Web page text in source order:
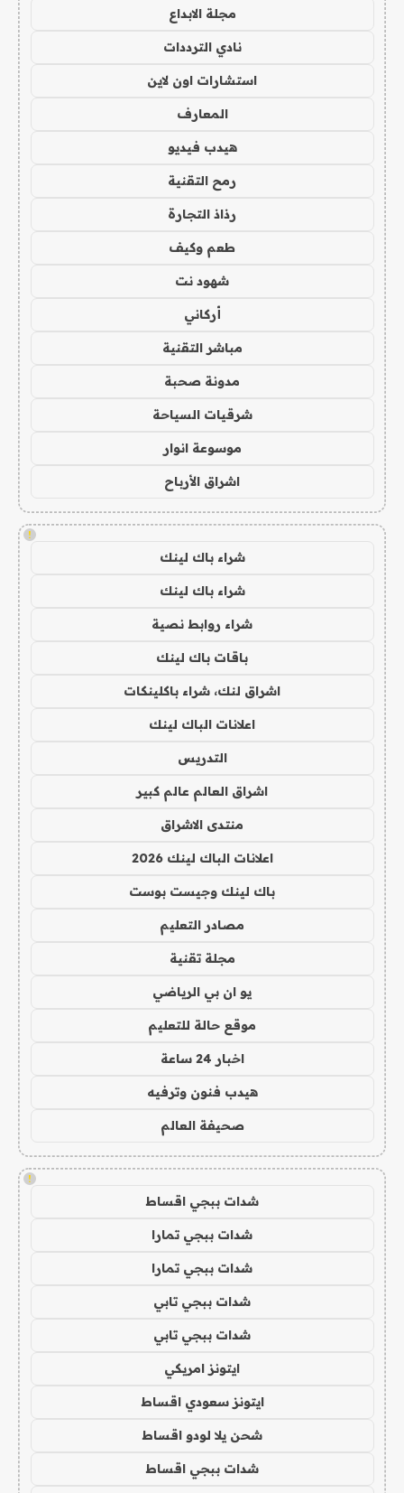
مجلة الابداع
نادي الترددات
استشارات اون لاين
المعارف
هيدب فيديو
رمح التقنية
رذاذ التجارة
طعم وكيف
شهود نت
أركاني
مباشر التقنية
مدونة صحبة
شرقيات السياحة
موسوعة انوار
اشراق الأرباح
!
شراء باك لينك
شراء باك لينك
شراء روابط نصية
باقات باك لينك
اشراق لنك، شراء باكلينكات
اعلانات الباك لينك
التدريس
اشراق العالم عالم كبير
منتدى الاشراق
اعلانات الباك لينك 2026
باك لينك وجيست بوست
مصادر التعليم
مجلة تقنية
يو ان بي الرياضي
موقع حالة للتعليم
اخبار 24 ساعة
هيدب فنون وترفيه
صحيفة العالم
!
شدات ببجي اقساط
شدات ببجي تمارا
شدات ببجي تمارا
شدات ببجي تابي
شدات ببجي تابي
ايتونز امريكي
ايتونز سعودي اقساط
شحن يلا لودو اقساط
شدات ببجي اقساط